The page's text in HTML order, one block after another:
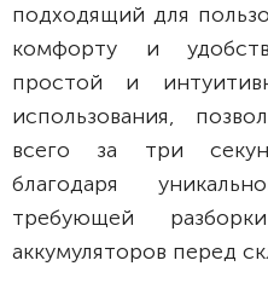
подходящий для
комфорту и
простой и
использования,
всего за три
благодаря
требующей
аккумуляторов перед